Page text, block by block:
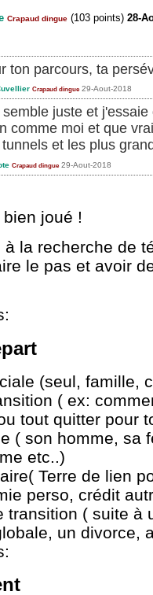
Crapaud dingue (103 points) 28-
ton parcours, ta
Crapaud dingue 29-Aout-2018
juste et
comme moi et que
et les plus
Crapaud dingue 29-Aout-2018
joué !
la recherche de
le pas et avoir
(seul, famille,
( ex:
tout quitter pour
( son homme, sa
etc..)
Terre de lien
perso, crédit
transition ( suite à
un divorce,